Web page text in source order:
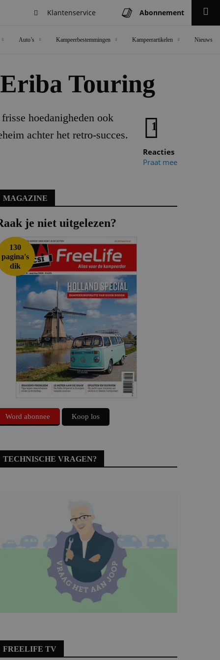
Klantenservice Abonnement
Auto’s Kampeerbestemmingen Kampeerartikelen Nieuws
Eriba Touring
hoedanigheden ook
achter het retro-succes.
1
Reacties
Praat mee
MAGAZINE
je niet uitgelezen?
130
pagina's
dik
Word abonnee Koop los
TECHNISCHE VRAGEN?
FREELIFE TV